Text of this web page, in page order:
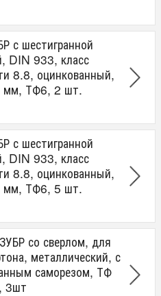
с шестигранной
DIN 933, класс
8.8, оцинкованный,
мм, ТФ6, 2 шт.
с шестигранной
DIN 933, класс
8.8, оцинкованный,
мм, ТФ6, 5 шт.
со сверлом, для
металлический, с
саморезом, ТФ
3шт